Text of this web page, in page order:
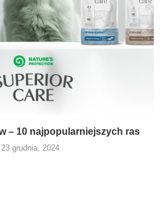
– 10 najpopularniejszych ras
23 grudnia, 2024